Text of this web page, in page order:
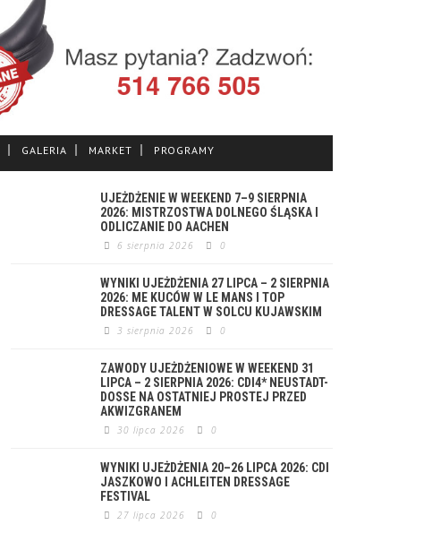
GALERIA MARKET PROGRAMY
UJEŻDŻENIE W WEEKEND 7–9 SIERPNIA
2026: MISTRZOSTWA DOLNEGO ŚLĄSKA I
ODLICZANIE DO AACHEN
6 sierpnia 2026 0
WYNIKI UJEŻDŻENIA 27 LIPCA – 2 SIERPNIA
2026: ME KUCÓW W LE MANS I TOP
DRESSAGE TALENT W SOLCU KUJAWSKIM
3 sierpnia 2026 0
ZAWODY UJEŻDŻENIOWE W WEEKEND 31
LIPCA – 2 SIERPNIA 2026: CDI4* NEUSTADT-
DOSSE NA OSTATNIEJ PROSTEJ PRZED
AKWIZGRANEM
30 lipca 2026 0
WYNIKI UJEŻDŻENIA 20–26 LIPCA 2026: CDI
JASZKOWO I ACHLEITEN DRESSAGE
FESTIVAL
27 lipca 2026 0